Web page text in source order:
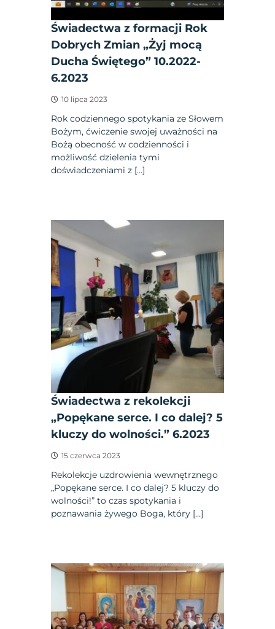
Świadectwa z formacji Rok
Dobrych Zmian „Żyj mocą
Ducha Świętego” 10.2022-
6.2023
10 lipca 2023
Rok codziennego spotykania ze Słowem
Bożym, ćwiczenie swojej uważności na
Bożą obecność w codzienności i
możliwość dzielenia tymi
doświadczeniami z […]
Świadectwa z rekolekcji
„Popękane serce. I co dalej? 5
kluczy do wolności.” 6.2023
15 czerwca 2023
Rekolekcje uzdrowienia wewnętrznego
„Popękane serce. I co dalej? 5 kluczy do
wolności!” to czas spotykania i
poznawania żywego Boga, który […]